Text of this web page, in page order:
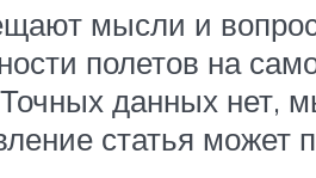
мысли и
полетов на
данных нет,
статья может